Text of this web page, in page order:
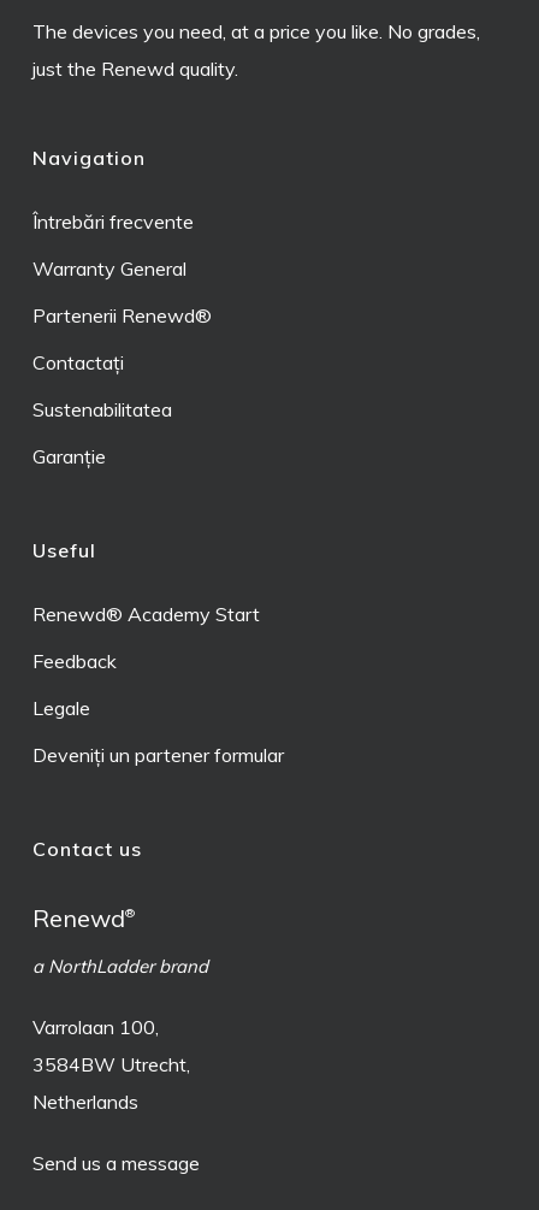
The devices you need, at a price you like. No grades,
just the Renewd quality.
Navigation
Întrebări frecvente
Warranty General
Partenerii Renewd®
Contactați
Sustenabilitatea
Garanție
Useful
Renewd® Academy Start
Feedback
Legale
Deveniți un partener formular
Contact us
Renewd®
a NorthLadder brand
Varrolaan 100,
3584BW Utrecht,
Netherlands
Send us a message